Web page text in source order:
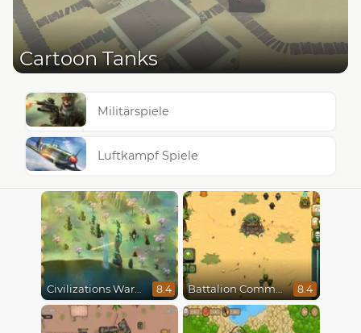
Cartoon Tanks
Militärspiele
Luftkampf Spiele
Civilizations Wars Master Edition 8.4 Battalion Commander 8.4